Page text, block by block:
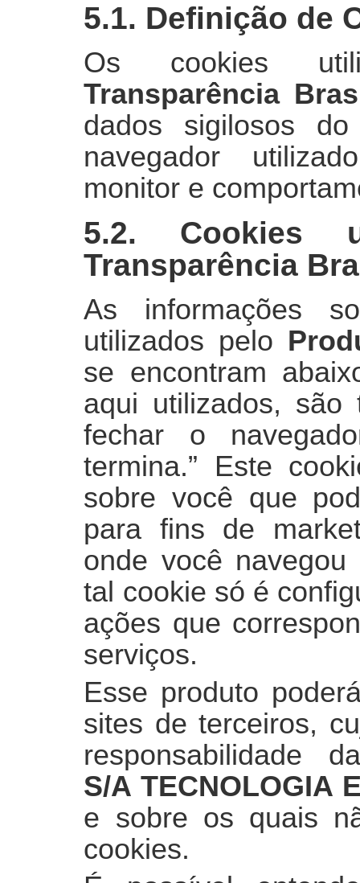
5.1. Definição de
Os cookies
Transparência
dados sigilosos
navegador
monitor e
5.2. Cookies
Transparência
As informações
utilizados pelo
se encontram
aqui utilizados, são
fechar o
termina.” Este
sobre você que
para fins de
onde você navegou
tal cookie só é
ações que
serviços.
Esse produto
sites de terceiros,
responsabilidade
S/A TECNOLOGIA
e sobre os quais
cookies.